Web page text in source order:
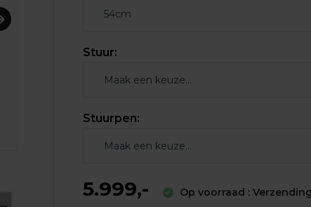
Stuur:
Stuurpen:
5.999,- Op voorraad :